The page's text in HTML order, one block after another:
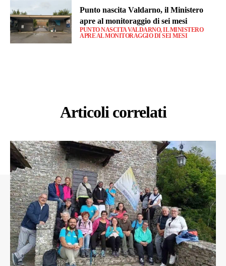
Punto nascita Valdarno, il Ministero
apre al monitoraggio di sei mesi
PUNTO NASCITA VALDARNO, IL MINISTERO
APRE AL MONITORAGGIO DI SEI MESI
Articoli correlati